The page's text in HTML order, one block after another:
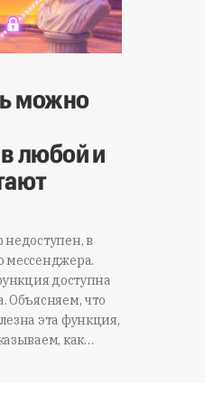
можно
любой и
недоступен, в
мессенджера.
доступна
Объясняем, что
эта функция,
как…